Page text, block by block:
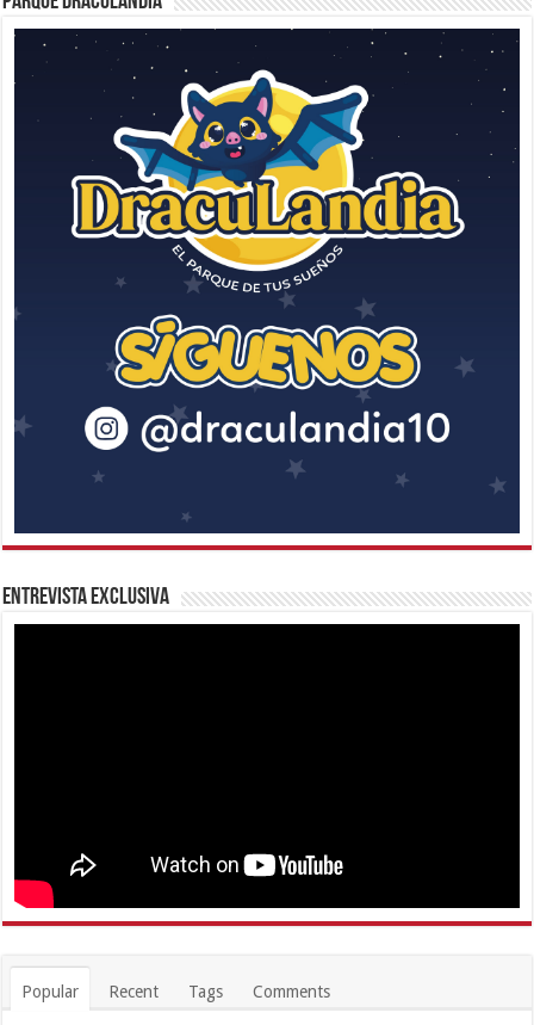
Entrevista Exclusiva
Popular Recent Tags Comments